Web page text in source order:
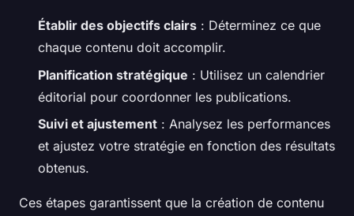
Établir des objectifs clairs : Déterminez ce que
chaque contenu doit accomplir.
Planification stratégique : Utilisez un calendrier
éditorial pour coordonner les publications.
Suivi et ajustement : Analysez les performances
et ajustez votre stratégie en fonction des résultats
obtenus.
Ces étapes garantissent que la création de contenu